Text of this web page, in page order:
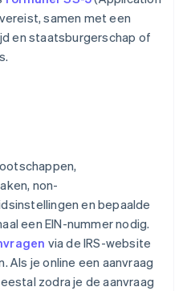
samen met een
en staatsburgerschap of
non-
en bepaalde
een EIN-nummer nodig.
via de IRS-website
je online een aanvraag
zodra je de aanvraag